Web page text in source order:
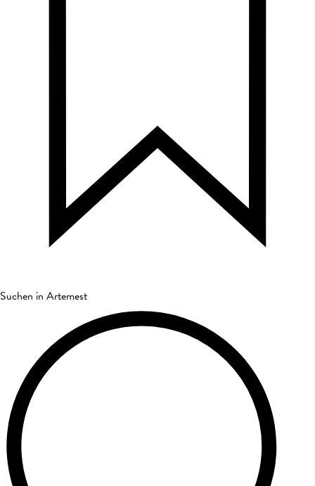
Suchen in Artemest